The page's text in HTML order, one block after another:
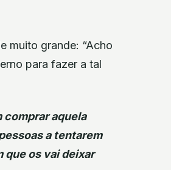
muito grande: “Acho
para fazer a tal
comprar aquela
a tentarem
que os vai deixar